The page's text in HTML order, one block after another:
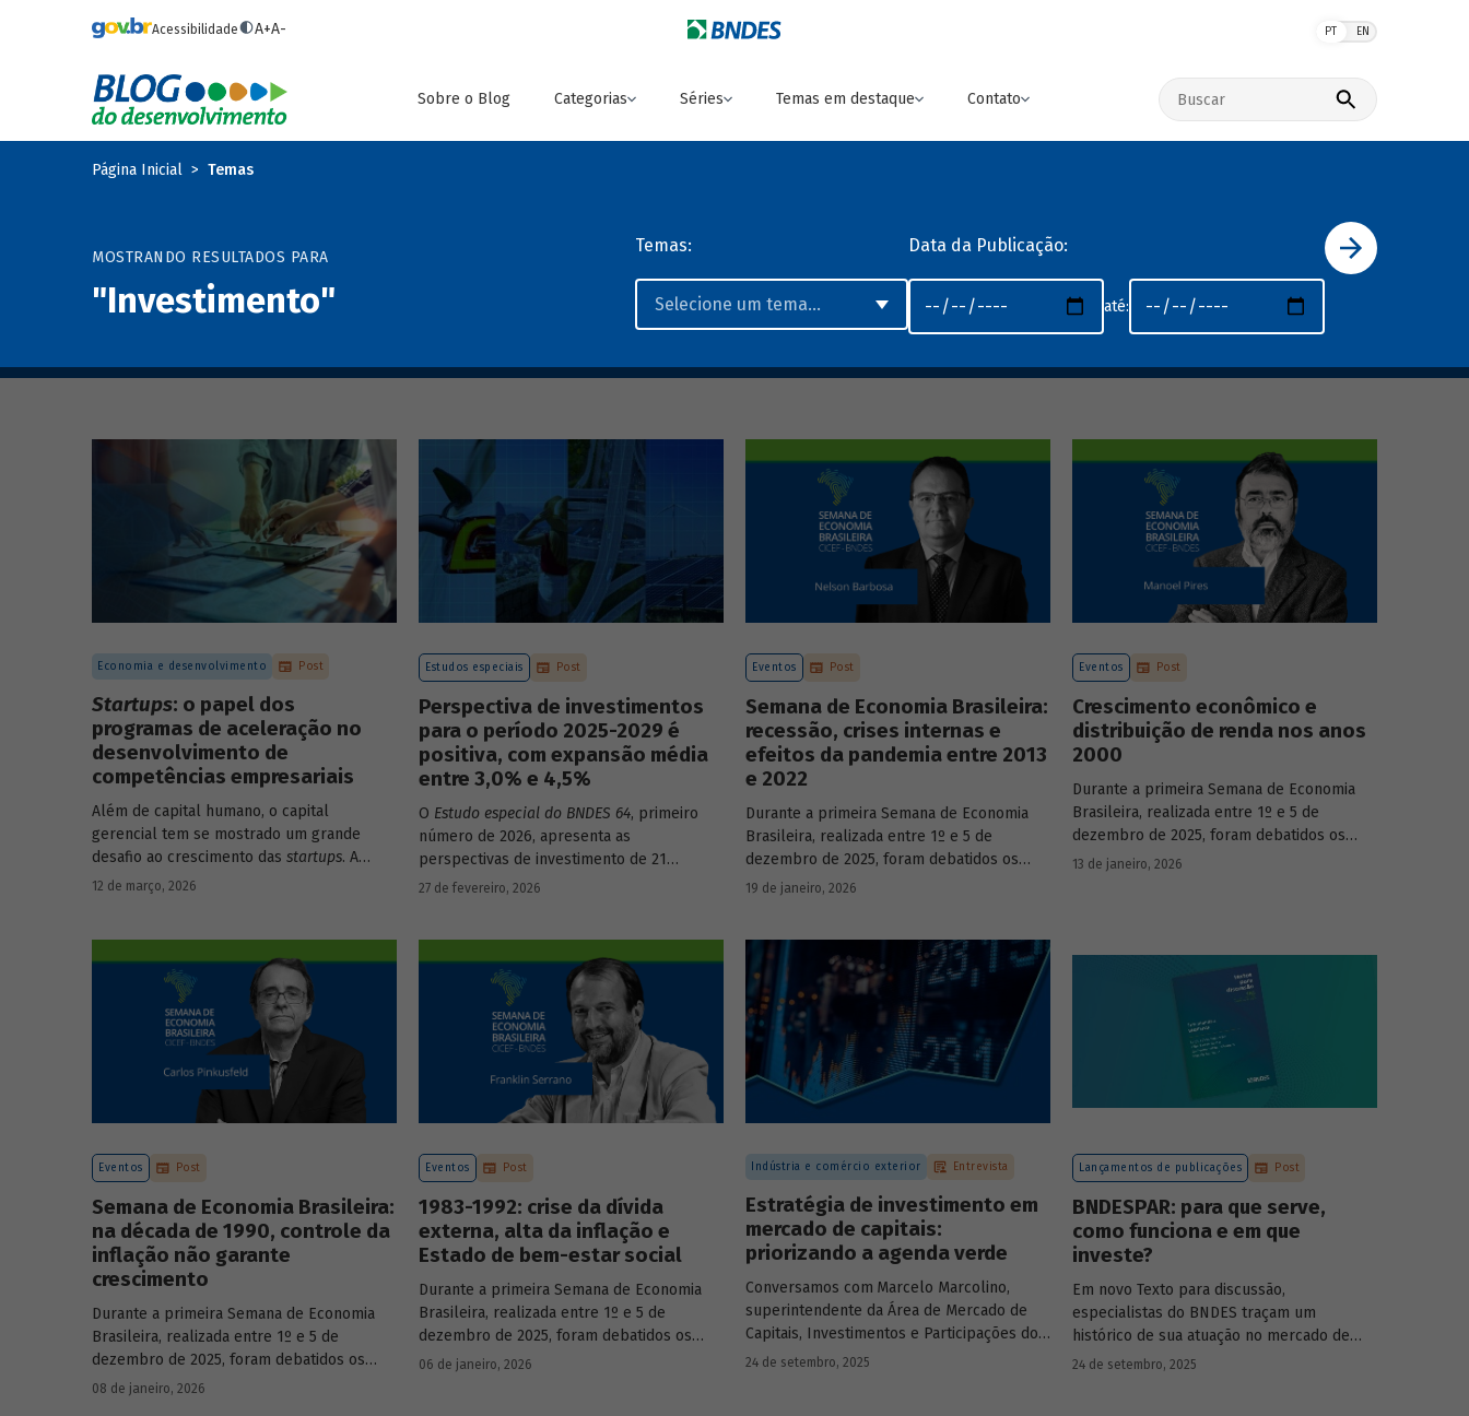
Acessibilidade A+A- PT EN
Sobre o Blog Categorias Séries Temas em destaque Contato
Buscar no site
Página Inicial Temas
MOSTRANDO RESULTADOS PARA
"Investimento"
Temas: Data da Publicação:
até:
Economia e desenvolvimento Post
Startups: o papel dos
programas de aceleração no
desenvolvimento de
competências empresariais
Além de capital humano, o capital
gerencial tem se mostrado um grande
desafio ao crescimento das startups. A
avaliação do BNDES Garagem demonstra
12 de março, 2026
Estudos especiais Post
Perspectiva de investimentos
para o período 2025-2029 é
positiva, com expansão média
entre 3,0% e 4,5%
O Estudo especial do BNDES 64, primeiro
número de 2026, apresenta as
perspectivas de investimento de 21
setores da economia brasileira para o
27 de fevereiro, 2026
Eventos Post
Semana de Economia Brasileira:
recessão, crises internas e
efeitos da pandemia entre 2013
e 2022
Durante a primeira Semana de Economia
Brasileira, realizada entre 1º e 5 de
dezembro de 2025, foram debatidos os
principais temas que marcaram a economia
renomados.
19 de janeiro, 2026
Eventos Post
Crescimento econômico e
distribuição de renda nos anos
2000
Durante a primeira Semana de Economia
Brasileira, realizada entre 1º e 5 de
dezembro de 2025, foram debatidos os
principais temas que marcaram a economia
13 de janeiro, 2026
Eventos Post
Semana de Economia Brasileira:
na década de 1990, controle da
inflação não garante
crescimento
Durante a primeira Semana de Economia
Brasileira, realizada entre 1º e 5 de
dezembro de 2025, foram debatidos os
principais temas que marcaram a economia
08 de janeiro, 2026
Eventos Post
1983-1992: crise da dívida
externa, alta da inflação e
Estado de bem-estar social
Durante a primeira Semana de Economia
Brasileira, realizada entre 1º e 5 de
dezembro de 2025, foram debatidos os
principais temas que marcaram a economia
06 de janeiro, 2026
Indústria e comércio exterior Entrevista
Estratégia de investimento em
mercado de capitais:
priorizando a agenda verde
Conversamos com Marcelo Marcolino,
superintendente da Área de Mercado de
Capitais, Investimentos e Participações do
BNDES, e representantes de duas das
24 de setembro, 2025
Lançamentos de publicações Post
BNDESPAR: para que serve,
como funciona e em que
investe?
Em novo Texto para discussão,
especialistas do BNDES traçam um
histórico de sua atuação no mercado de
capitais, apontando a importância dessa
24 de setembro, 2025